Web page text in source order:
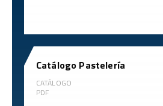
Catálogo Pastelería
CATÁLOGO
PDF